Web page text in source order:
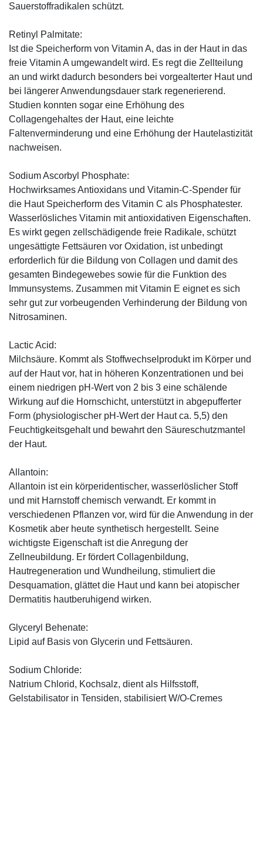
Sauerstoffradikalen schützt.
Retinyl Palmitate:
Ist die Speicherform von Vitamin A, das in der Haut in das
freie Vitamin A umgewandelt wird. Es regt die Zellteilung
an und wirkt dadurch besonders bei vorgealterter Haut und
bei längerer Anwendungsdauer stark regenerierend.
Studien konnten sogar eine Erhöhung des
Collagengehaltes der Haut, eine leichte
Faltenverminderung und eine Erhöhung der Hautelastizität
nachweisen.
Sodium Ascorbyl Phosphate:
Hochwirksames Antioxidans und Vitamin-C-Spender für
die Haut Speicherform des Vitamin C als Phosphatester.
Wasserlösliches Vitamin mit antioxidativen Eigenschaften.
Es wirkt gegen zellschädigende freie Radikale, schützt
ungesättigte Fettsäuren vor Oxidation, ist unbedingt
erforderlich für die Bildung von Collagen und damit des
gesamten Bindegewebes sowie für die Funktion des
Immunsystems. Zusammen mit Vitamin E eignet es sich
sehr gut zur vorbeugenden Verhinderung der Bildung von
Nitrosaminen.
Lactic Acid:
Milchsäure. Kommt als Stoffwechselprodukt im Körper und
auf der Haut vor, hat in höheren Konzentrationen und bei
einem niedrigen pH-Wert von 2 bis 3 eine schälende
Wirkung auf die Hornschicht, unterstützt in abgepufferter
Form (physiologischer pH-Wert der Haut ca. 5,5) den
Feuchtigkeitsgehalt und bewahrt den Säureschutzmantel
der Haut.
Allantoin:
Allantoin ist ein körperidentischer, wasserlöslicher Stoff
und mit Harnstoff chemisch verwandt. Er kommt in
verschiedenen Pflanzen vor, wird für die Anwendung in der
Kosmetik aber heute synthetisch hergestellt. Seine
wichtigste Eigenschaft ist die Anregung der
Zellneubildung. Er fördert Collagenbildung,
Hautregeneration und Wundheilung, stimuliert die
Desquamation, glättet die Haut und kann bei atopischer
Dermatitis hautberuhigend wirken.
Glyceryl Behenate:
Lipid auf Basis von Glycerin und Fettsäuren.
Sodium Chloride:
Natrium Chlorid, Kochsalz, dient als Hilfsstoff,
Gelstabilisator in Tensiden, stabilisiert W/O-Cremes